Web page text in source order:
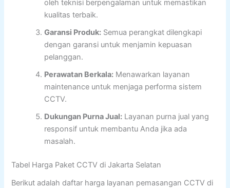
oleh teknisi berpengalaman untuk memastikan
kualitas terbaik.
Garansi Produk: Semua perangkat dilengkapi
dengan garansi untuk menjamin kepuasan
pelanggan.
Perawatan Berkala: Menawarkan layanan
maintenance untuk menjaga performa sistem
CCTV.
Dukungan Purna Jual: Layanan purna jual yang
responsif untuk membantu Anda jika ada
masalah.
Tabel Harga Paket CCTV di Jakarta Selatan
Berikut adalah daftar harga layanan pemasangan CCTV di